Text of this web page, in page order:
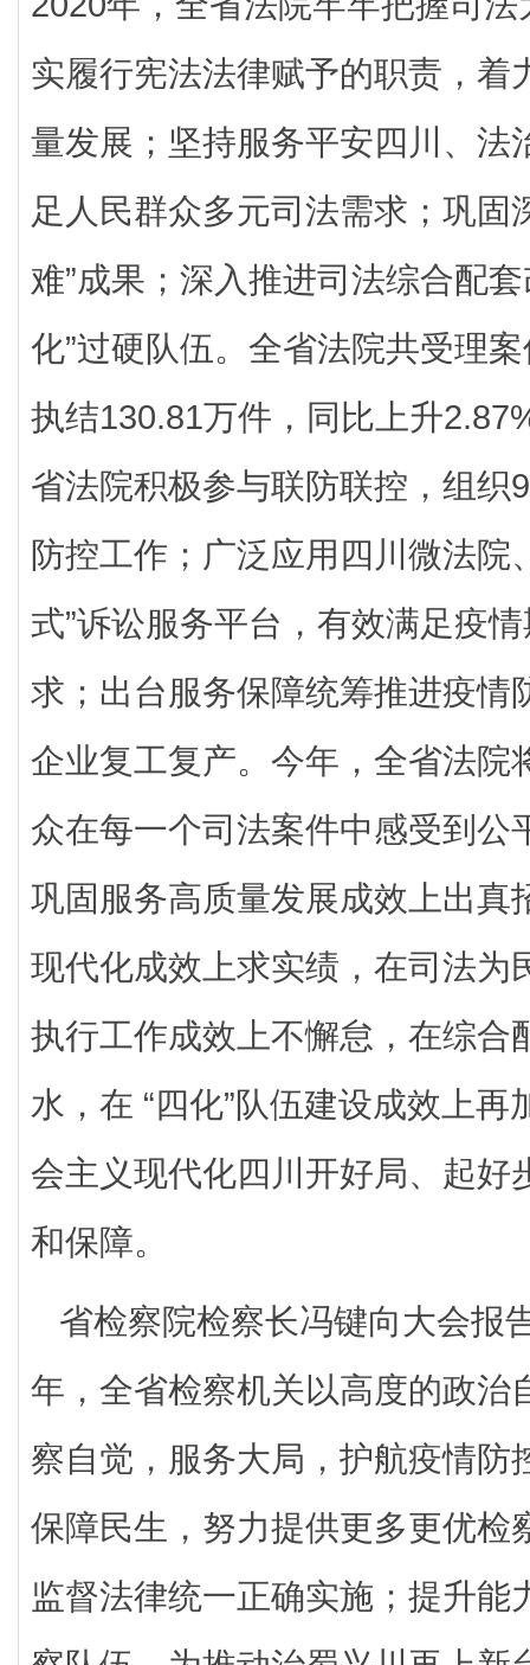
实履行宪法法律赋予的职责，着
量发展；坚持服务平安四川、法
足人民群众多元司法需求；巩固
难”成果；深入推进司法综合配
化”过硬队伍。全省法院共受理
执结130.81万件，同比上升
省法院积极参与联防联控，组织
防控工作；广泛应用四川微法院
式”诉讼服务平台，有效满足疫
求；出台服务保障统筹推进疫情
企业复工复产。今年，全省法院
众在每一个司法案件中感受到公
巩固服务高质量发展成效上出真
现代化成效上求实绩，在司法为
执行工作成效上不懈怠，在综合
水，在 “四化”队伍建设成效上再
会主义现代化四川开好局、起好
和保障。
省检察院检察长冯键向大会报
年，全省检察机关以高度的政治
察自觉，服务大局，护航疫情防
保障民生，努力提供更多更优检
监督法律统一正确实施；提升能